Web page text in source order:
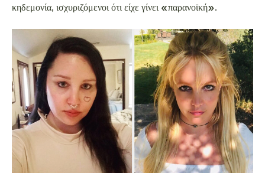
κηδεμονία, ισχυριζόμενοι ότι είχε γίνει «παρανοϊκή».